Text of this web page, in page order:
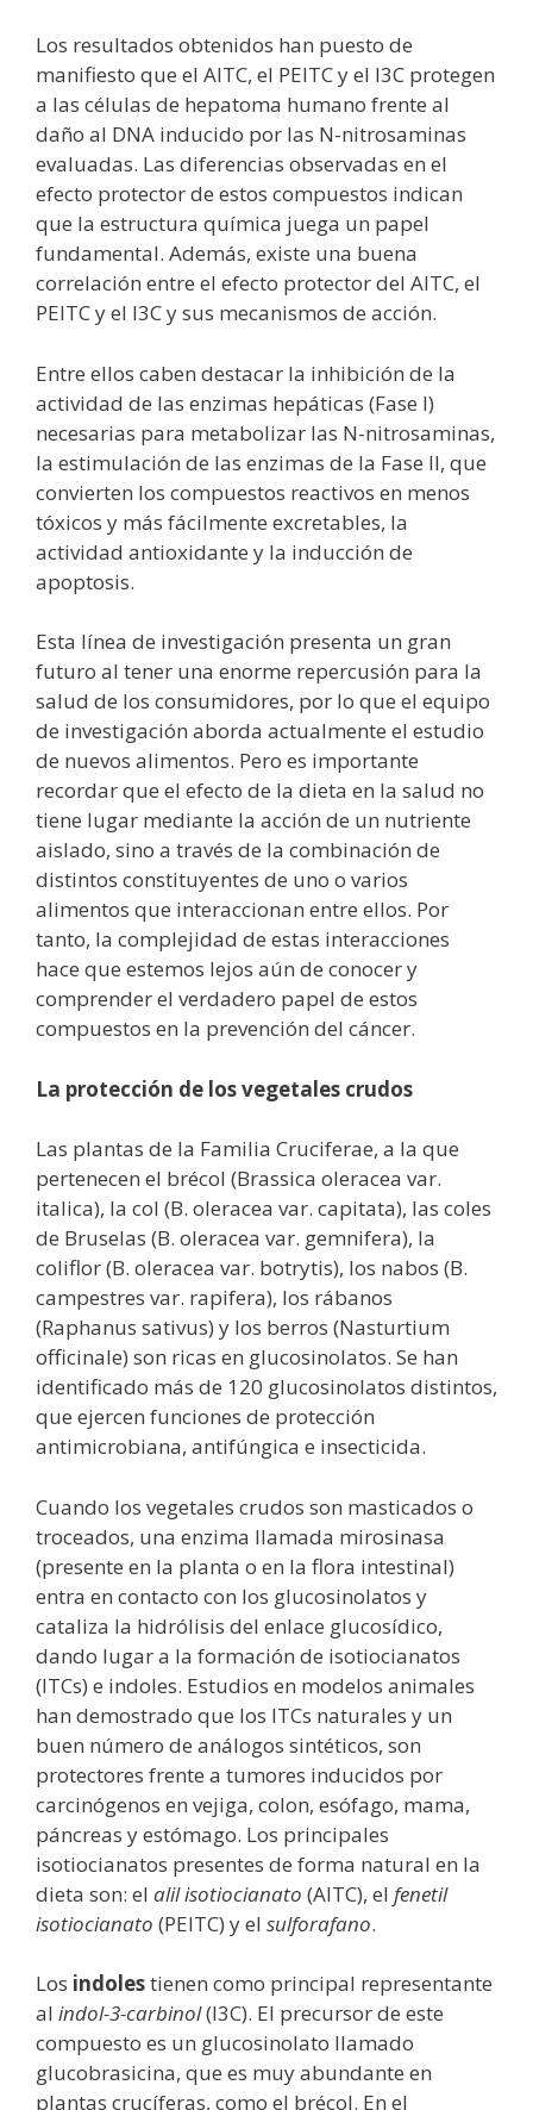
Los resultados obtenidos han puesto de
manifiesto que el AITC, el PEITC y el I3C protegen
a las células de hepatoma humano frente al
daño al DNA inducido por las N-nitrosaminas
evaluadas. Las diferencias observadas en el
efecto protector de estos compuestos indican
que la estructura química juega un papel
fundamental. Además, existe una buena
correlación entre el efecto protector del AITC, el
PEITC y el I3C y sus mecanismos de acción.
Entre ellos caben destacar la inhibición de la
actividad de las enzimas hepáticas (Fase I)
necesarias para metabolizar las N-nitrosaminas,
la estimulación de las enzimas de la Fase II, que
convierten los compuestos reactivos en menos
tóxicos y más fácilmente excretables, la
actividad antioxidante y la inducción de
apoptosis.
Esta línea de investigación presenta un gran
futuro al tener una enorme repercusión para la
salud de los consumidores, por lo que el equipo
de investigación aborda actualmente el estudio
de nuevos alimentos. Pero es importante
recordar que el efecto de la dieta en la salud no
tiene lugar mediante la acción de un nutriente
aislado, sino a través de la combinación de
distintos constituyentes de uno o varios
alimentos que interaccionan entre ellos. Por
tanto, la complejidad de estas interacciones
hace que estemos lejos aún de conocer y
comprender el verdadero papel de estos
compuestos en la prevención del cáncer.
La protección de los vegetales crudos
Las plantas de la Familia Cruciferae, a la que
pertenecen el brécol (Brassica oleracea var.
italica), la col (B. oleracea var. capitata), las coles
de Bruselas (B. oleracea var. gemnifera), la
coliflor (B. oleracea var. botrytis), los nabos (B.
campestres var. rapifera), los rábanos
(Raphanus sativus) y los berros (Nasturtium
officinale) son ricas en glucosinolatos. Se han
identificado más de 120 glucosinolatos distintos,
que ejercen funciones de protección
antimicrobiana, antifúngica e insecticida.
Cuando los vegetales crudos son masticados o
troceados, una enzima llamada mirosinasa
(presente en la planta o en la flora intestinal)
entra en contacto con los glucosinolatos y
cataliza la hidrólisis del enlace glucosídico,
dando lugar a la formación de isotiocianatos
(ITCs) e indoles. Estudios en modelos animales
han demostrado que los ITCs naturales y un
buen número de análogos sintéticos, son
protectores frente a tumores inducidos por
carcinógenos en vejiga, colon, esófago, mama,
páncreas y estómago. Los principales
isotiocianatos presentes de forma natural en la
dieta son: el alil isotiocianato (AITC), el fenetil
isotiocianato (PEITC) y el sulforafano.
Los indolestienen como principal representante
al indol-3-carbinol(I3C). El precursor de este
compuesto es un glucosinolato llamado
glucobrasicina, que es muy abundante en
plantas crucíferas, como el brécol. En el